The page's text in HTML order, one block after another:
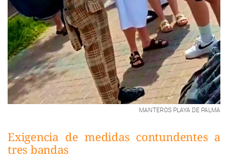
MANTEROS PLAYA DE PALMA
Exigencia de medidas contundentes a
tres bandas